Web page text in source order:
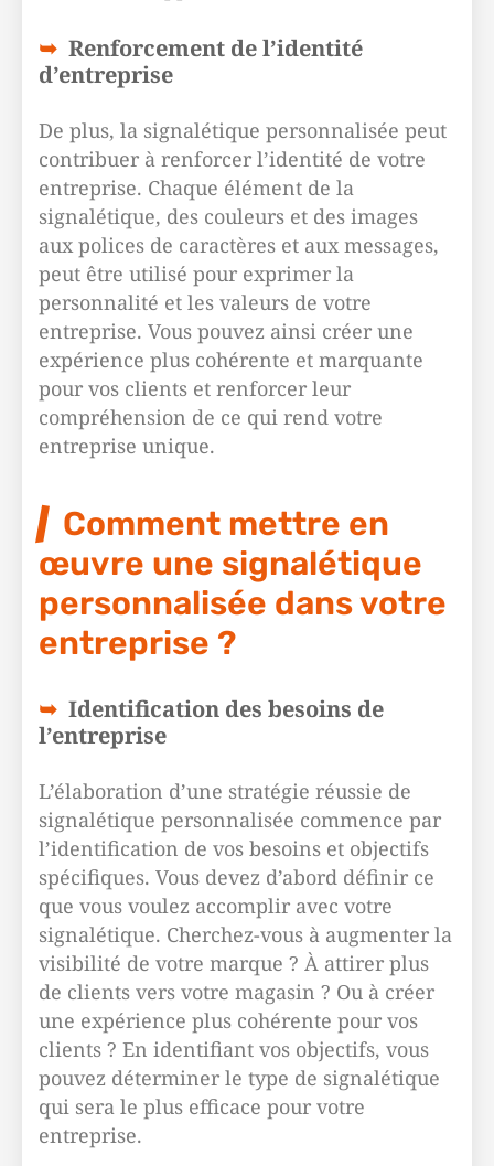
Renforcement de l’identité
d’entreprise
De plus, la signalétique personnalisée peut
contribuer à renforcer l’identité de votre
entreprise. Chaque élément de la
signalétique, des couleurs et des images
aux polices de caractères et aux messages,
peut être utilisé pour exprimer la
personnalité et les valeurs de votre
entreprise. Vous pouvez ainsi créer une
expérience plus cohérente et marquante
pour vos clients et renforcer leur
compréhension de ce qui rend votre
entreprise unique.
Comment mettre en
œuvre une signalétique
personnalisée dans votre
entreprise ?
Identification des besoins de
l’entreprise
L’élaboration d’une stratégie réussie de
signalétique personnalisée commence par
l’identification de vos besoins et objectifs
spécifiques. Vous devez d’abord définir ce
que vous voulez accomplir avec votre
signalétique. Cherchez-vous à augmenter la
visibilité de votre marque ? À attirer plus
de clients vers votre magasin ? Ou à créer
une expérience plus cohérente pour vos
clients ? En identifiant vos objectifs, vous
pouvez déterminer le type de signalétique
qui sera le plus efficace pour votre
entreprise.